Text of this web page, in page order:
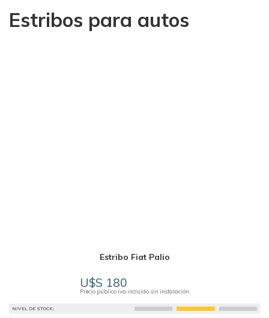
Estribos para autos
Estribo Fiat Palio
U$S 180
Precio público iva incluido, sin instalación.
NIVEL DE STOCK: